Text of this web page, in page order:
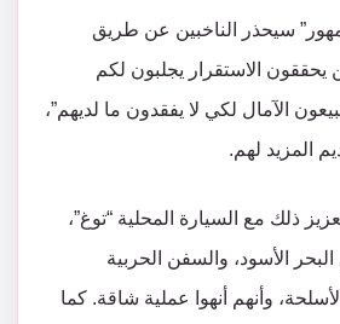
سيحذر الناخبين عن طريق
يحققون الاستقرار يجلبون لكم
الآمال لكي لا يفقدون ما لديهم”،
المزيد لهم.
ذلك مع السيارة المحلية “توغ”،
الأسود، والسفن الحربية
وأنهم أنهوا عملية شاقة. كما